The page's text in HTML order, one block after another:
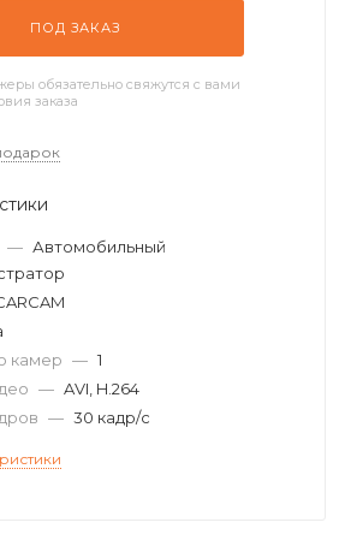
ПОД ЗАКАЗ
обязательно свяжутся с вами
заказа
— Автомобильный
камер — 1
— AVI, H.264
— 30 кадр/с